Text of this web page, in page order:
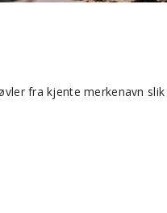
fra kjente merkenavn slik
kunde kan derfor være